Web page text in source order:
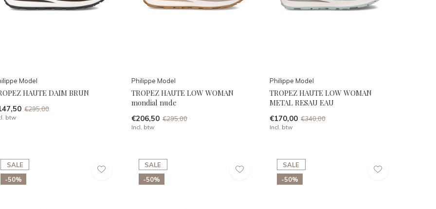
Model
HAUTE DAIM BRUN
€295,00
btw
Philippe Model
TROPEZ HAUTE LOW WOMAN
mondial nude
€206,50 €295,00
Incl. btw
Philippe Model
TROPEZ HAUTE LOW WOMAN
METAL RESAU EAU
€170,00 €340,00
Incl. btw
SALE
-50%
SALE
-50%
SALE
-50%